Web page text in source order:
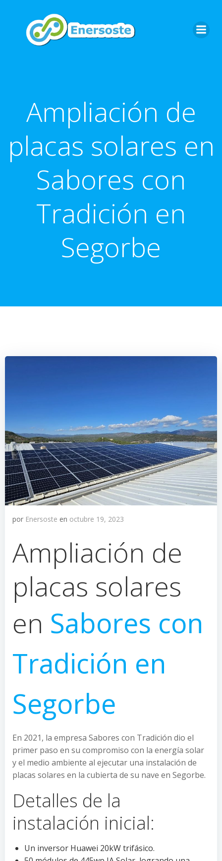
contenido
Ampliación de
placas solares en
Sabores con
Tradición en
Segorbe
por Enersoste en octubre 19, 2023
Ampliación de
placas solares
en Sabores con
Tradición en
Segorbe
En 2021, la empresa Sabores con Tradición dio el
primer paso en su compromiso con la energía solar
y el medio ambiente al ejecutar una instalación de
placas solares en la cubierta de su nave en Segorbe.
Detalles de la
instalación inicial:
Un inversor Huawei 20kW trifásico.